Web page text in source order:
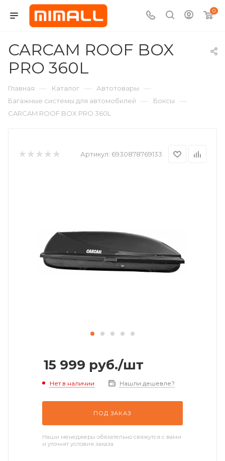
0
CARCAM ROOF BOX
PRO 360L
Главная — Каталог — Автотовары —
Багажные системы для автомобилей — Боксы —
CARCAM ROOF BOX PRO 360L
Артикул: 6930878769133
15 999 руб./шт
Нет в наличии Нашли дешевле?
ПОД ЗАКАЗ
Наши менеджеры обязательно свяжутся с вами
и уточнят условия заказа